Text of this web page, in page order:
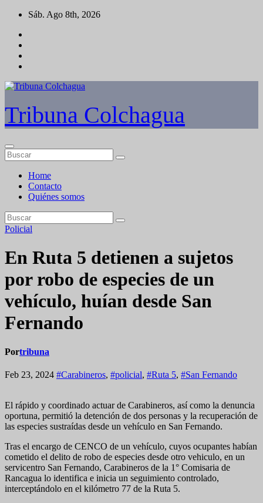
Saltar
contenido
Sáb. Ago 8th, 2026
Tribuna Colchagua
Home
Contacto
Quiénes somos
Policial
En Ruta 5 detienen a sujetos
por robo de especies de un
vehículo, huían desde San
Fernando
Portribuna
Feb 23, 2024 #Carabineros, #policial, #Ruta 5, #San Fernando
El rápido y coordinado actuar de Carabineros, así como la denuncia
oportuna, permitió la detención de dos personas y la recuperación de
las especies sustraídas desde un vehículo en San Fernando.
Tras el encargo de CENCO de un vehículo, cuyos ocupantes habían
cometido el delito de robo de especies desde otro vehiculo, en un
servicentro San Fernando, Carabineros de la 1° Comisaria de
Rancagua lo identifica e inicia un seguimiento controlado,
interceptándolo en el kilómetro 77 de la Ruta 5.